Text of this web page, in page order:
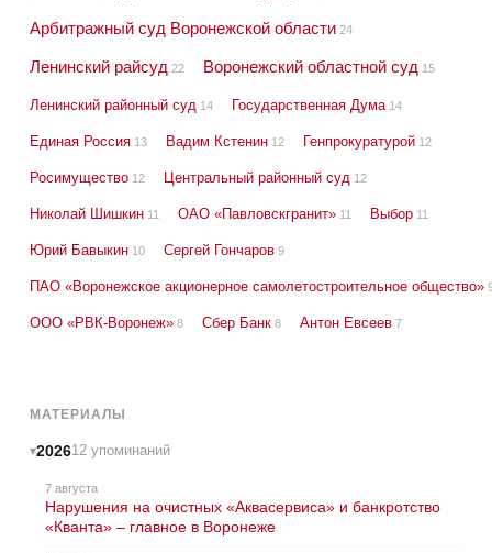
Арбитражный суд Воронежской области 24
Ленинский райсуд 22 Воронежский областной суд 15
Ленинский районный суд 14 Государственная Дума 14
Единая Россия 13 Вадим Кстенин 12 Генпрокуратурой 12
Росимущество 12 Центральный районный суд 12
Николай Шишкин 11 ОАО «Павловскгранит» 11 Выбор 11
Юрий Бавыкин 10 Сергей Гончаров 9
ПАО «Воронежское акционерное самолетостроительное общество»
ООО «РВК-Воронеж» 8 Сбер Банк 8 Антон Евсеев 7
МАТЕРИАЛЫ
202612 упоминаний
7 августа
Нарушения на очистных «Аквасервиса» и банкротство
«Кванта» – главное в Воронеже